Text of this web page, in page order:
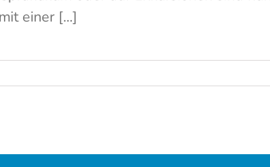
einer [...]